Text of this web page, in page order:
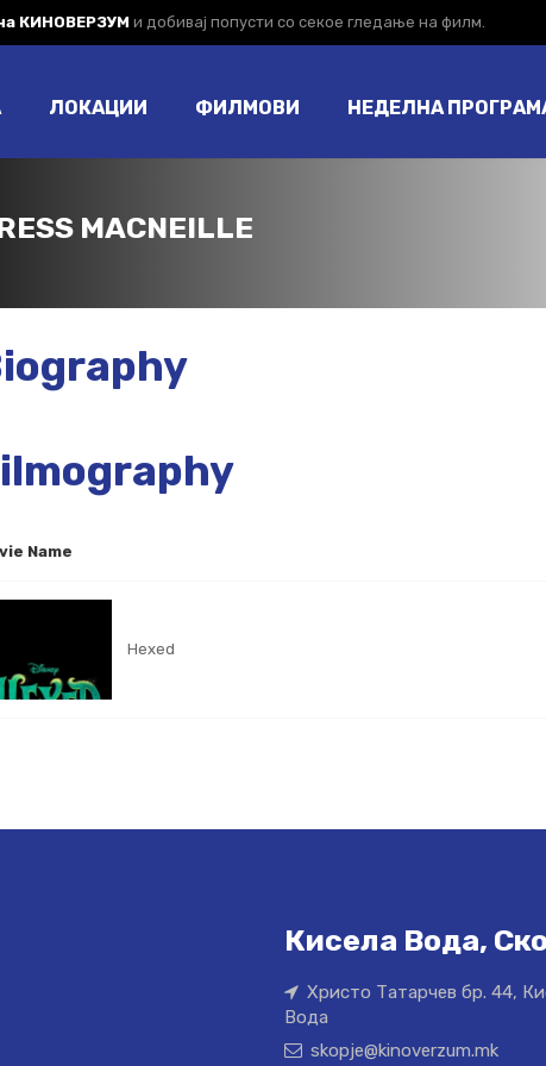
КИНОВЕРЗУМ и добивај попусти со секое гледање на филм.
ЛОКАЦИИ ФИЛМОВИ НЕДЕЛНА
MACNEILLE
Name
Hexed
Кисела Вода,
Христо Татарчев бр. 44,
Вода
skopje@kinoverzum.mk